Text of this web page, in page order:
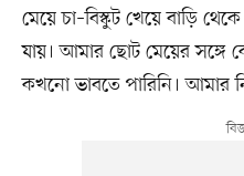
মেয়ে চা–বিস্কুট খেয়ে বাড়ি
যায়। আমার ছোট মেয়ের
কখনো ভাবতে পারিনি। আমার